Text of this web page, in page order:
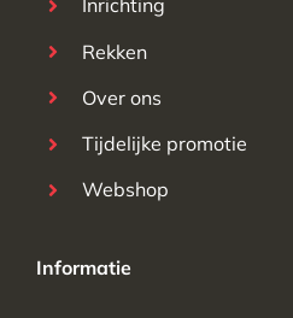
Inrichting
Rekken
Over ons
Tijdelijke promotie
Webshop
Informatie